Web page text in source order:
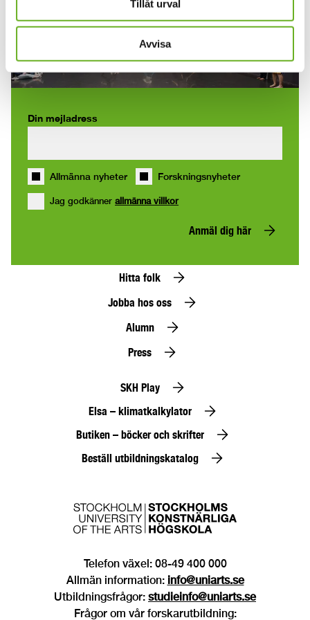
Tillåt urval
Avvisa
Anmäl dig till våra
nyhetsbrev
Din mejladress
Allmänna nyheter Forskningsnyheter
Jag godkänner allmänna villkor
Anmäl dig här
Hitta folk
Jobba hos oss
Alumn
Press
SKH Play
Elsa – klimatkalkylator
Butiken – böcker och skrifter
Beställ utbildningskatalog
Telefon växel: 08-49 400 000
Allmän information: info@uniarts.se
Utbildningsfrågor: studieinfo@uniarts.se
Frågor om vår forskarutbildning: